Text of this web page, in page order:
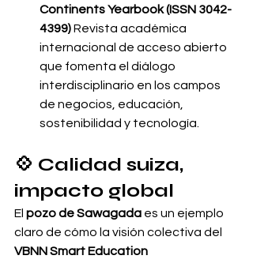
Continents Yearbook (ISSN 3042-
4399) Revista académica
internacional de acceso abierto
que fomenta el diálogo
interdisciplinario en los campos
de negocios, educación,
sostenibilidad y tecnología.
💠 Calidad suiza,
impacto global
El pozo de Sawagada es un ejemplo
claro de cómo la visión colectiva del
VBNN Smart Education